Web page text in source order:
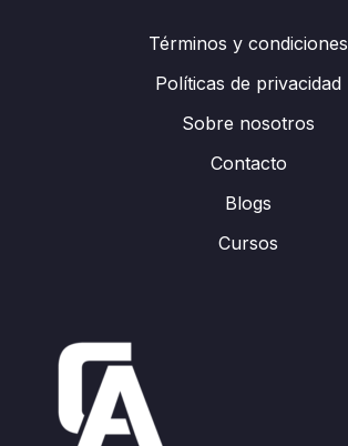
Términos y condiciones
Políticas de privacidad
Sobre nosotros
Contacto
Blogs
Cursos